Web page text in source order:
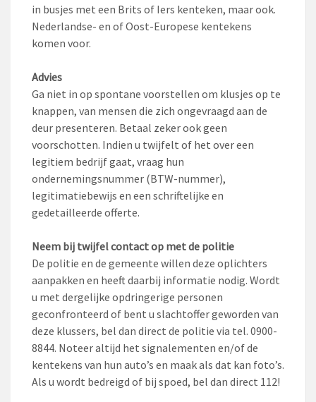
in busjes met een Brits of Iers kenteken, maar ook.
Nederlandse- en of Oost-Europese kentekens
komen voor.
Advies
Ga niet in op spontane voorstellen om klusjes op te
knappen, van mensen die zich ongevraagd aan de
deur presenteren. Betaal zeker ook geen
voorschotten. Indien u twijfelt of het over een
legitiem bedrijf gaat, vraag hun
ondernemingsnummer (BTW-nummer),
legitimatiebewijs en een schriftelijke en
gedetailleerde offerte.
Neem bij twijfel contact op met de politie
De politie en de gemeente willen deze oplichters
aanpakken en heeft daarbij informatie nodig. Wordt
u met dergelijke opdringerige personen
geconfronteerd of bent u slachtoffer geworden van
deze klussers, bel dan direct de politie via tel. 0900-
8844. Noteer altijd het signalementen en/of de
kentekens van hun auto’s en maak als dat kan foto’s.
Als u wordt bedreigd of bij spoed, bel dan direct 112!